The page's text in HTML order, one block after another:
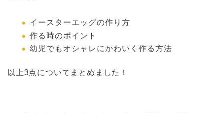
イースターエッグの作り方
作る時のポイント
幼児でもオシャレにかわいく作る方法
以上3点についてまとめました！